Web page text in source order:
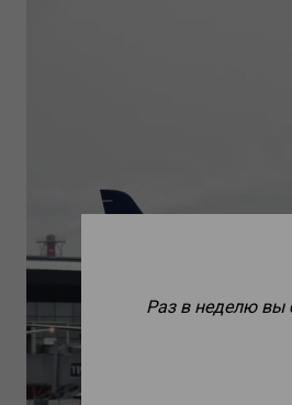
Раз в неделю вы